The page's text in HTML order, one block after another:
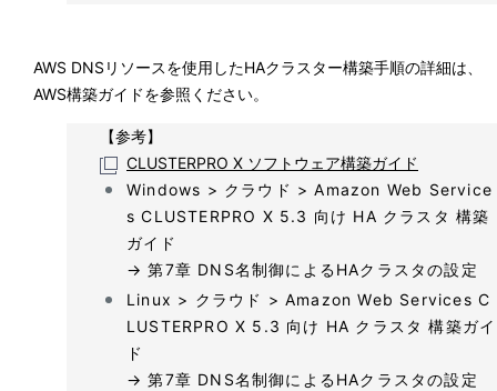
AWS DNSリソースを使用したHAクラスター構築手順の詳細は、
AWS構築ガイドを参照ください。
【参考】
CLUSTERPRO X ソフトウェア構築ガイド
Windows > クラウド > Amazon Web Service
s CLUSTERPRO X 5.3 向け HA クラスタ 構築
ガイド
→ 第7章 DNS名制御によるHAクラスタの設定
Linux > クラウド > Amazon Web Services C
LUSTERPRO X 5.3 向け HA クラスタ 構築ガイ
ド
→ 第7章 DNS名制御によるHAクラスタの設定